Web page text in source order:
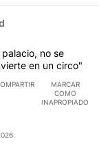
no se
en un circo"
MARCAR
COMO
INAPROPIADO